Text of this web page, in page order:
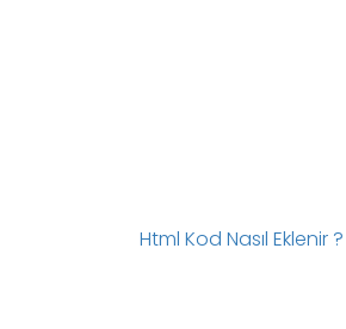
Html Kod Nasıl Eklenir ?